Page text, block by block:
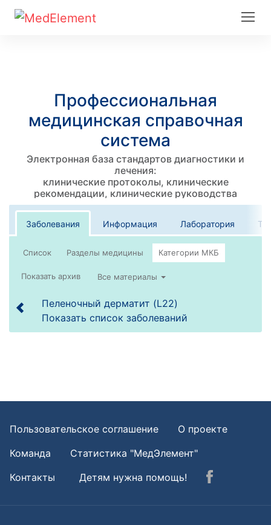
Профессиональная
медицинская справочная
система
Электронная база стандартов диагностики и
лечения:
клинические протоколы, клинические
рекомендации, клинические руководства
Заболевания Информация Лаборатория
Список
Все материалы
Пеленочный дерматит (L22)
Показать список заболеваний
Пользовательское соглашение
О проекте
Команда
Статистика "МедЭлемент"
Контакты
Детям нужна помощь!